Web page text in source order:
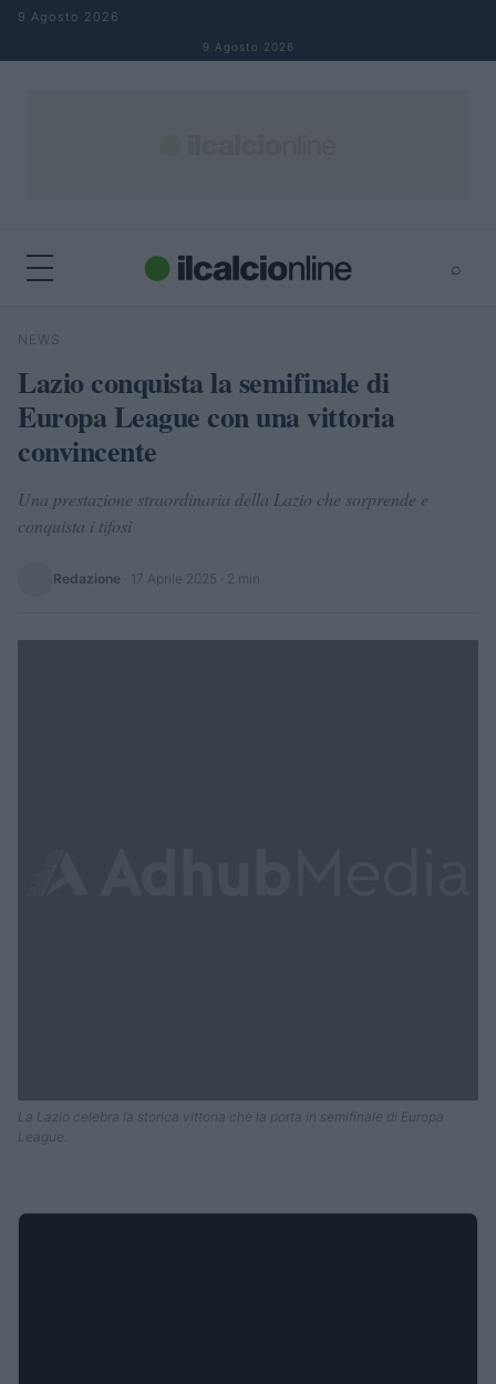
Salta al contenuto
9 Agosto 2026
9 Agosto 2026
⌕
Cerca
NEWS
Lazio conquista la semifinale di
Europa League con una vittoria
convincente
Una prestazione straordinaria della Lazio che sorprende e
conquista i tifosi
Redazione 17 Aprile 2025 · 2 min
La Lazio celebra la storica vittoria che la porta in semifinale di Europa
League.